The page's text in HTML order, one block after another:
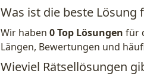
Was ist die beste Lösung
Wir haben 0 Top Lösungen für
Längen, Bewertungen und
Wieviel Rätsellösungen